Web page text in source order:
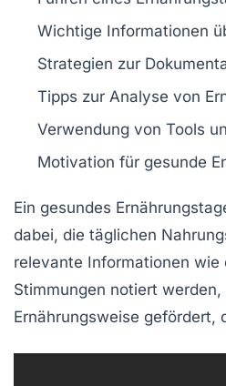
Wichtige Informationen
Strategien zur
Tipps zur Analyse von
Verwendung von Tools
Motivation für gesunde
Ein gesundes
dabei, die täglichen
relevante Informationen wie
Stimmungen notiert werden,
Ernährungsweise gefördert,